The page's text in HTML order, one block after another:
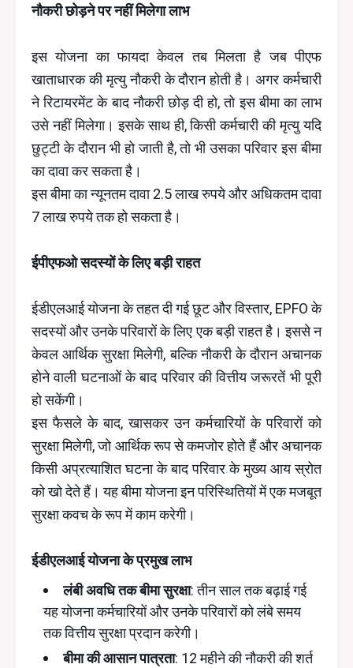
नौकरी छोड़ने पर नहीं मिलेगा लाभ
इस योजना का फायदा केवल तब मिलता है जब पीएफ
खाताधारक की मृत्यु नौकरी के दौरान होती है। अगर कर्मचारी
ने रिटायरमेंट के बाद नौकरी छोड़ दी हो, तो इस बीमा का लाभ
उसे नहीं मिलेगा। इसके साथ ही, किसी कर्मचारी की मृत्यु यदि
छुट्टी के दौरान भी हो जाती है, तो भी उसका परिवार इस बीमा
का दावा कर सकता है।
इस बीमा का न्यूनतम दावा 2.5 लाख रुपये और अधिकतम दावा
7 लाख रुपये तक हो सकता है।
ईपीएफओ सदस्यों के लिए बड़ी राहत
ईडीएलआई योजना के तहत दी गई छूट और विस्तार, EPFO के
सदस्यों और उनके परिवारों के लिए एक बड़ी राहत है। इससे न
केवल आर्थिक सुरक्षा मिलेगी, बल्कि नौकरी के दौरान अचानक
होने वाली घटनाओं के बाद परिवार की वित्तीय जरूरतें भी पूरी
हो सकेंगी।
इस फैसले के बाद, खासकर उन कर्मचारियों के परिवारों को
सुरक्षा मिलेगी, जो आर्थिक रूप से कमजोर होते हैं और अचानक
किसी अप्रत्याशित घटना के बाद परिवार के मुख्य आय स्रोत
को खो देते हैं। यह बीमा योजना इन परिस्थितियों में एक मजबूत
सुरक्षा कवच के रूप में काम करेगी।
ईडीएलआई योजना के प्रमुख लाभ
लंबी अवधि तक बीमा सुरक्षा: तीन साल तक बढ़ाई गई
यह योजना कर्मचारियों और उनके परिवारों को लंबे समय
तक वित्तीय सुरक्षा प्रदान करेगी।
बीमा की आसान पात्रता: 12 महीने की नौकरी की शर्त